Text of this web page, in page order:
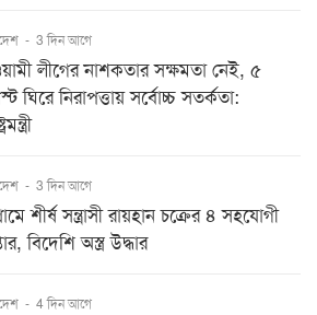
- 3 দিন আগে
লীগের নাশকতার সক্ষমতা নেই, ৫
ঘিরে নিরাপত্তায় সর্বোচ্চ সতর্কতা:
- 3 দিন আগে
শীর্ষ সন্ত্রাসী রায়হান চক্রের ৪ সহযোগী
বিদেশি অস্ত্র উদ্ধার
- 4 দিন আগে